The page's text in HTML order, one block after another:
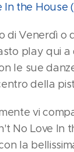
In the House
di Venerdì o
play qui a
le sue
della
vi
No Love In
la